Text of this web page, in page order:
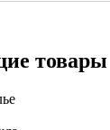
товары